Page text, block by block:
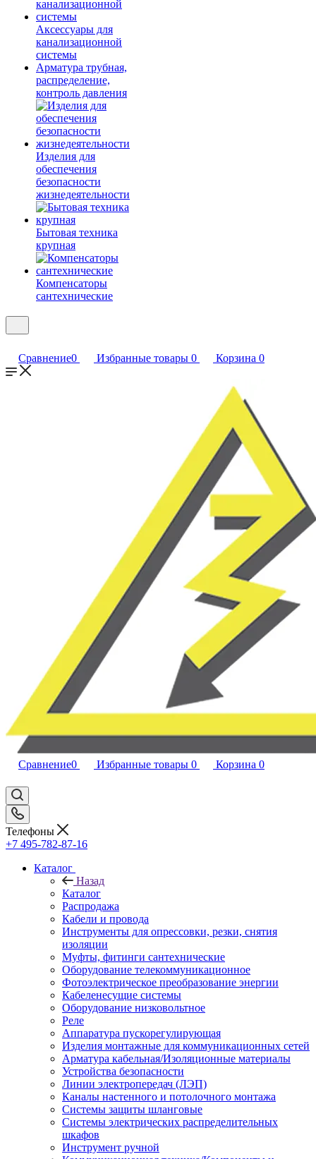
Аксессуары для
канализационной
системы
Арматура трубная,
распределение,
контроль давления
Изделия для
обеспечения
безопасности
жизнедеятельности
Бытовая техника
крупная
Компенсаторы
сантехнические
Сравнение0 Избранные товары 0 Корзина 0
Сравнение0 Избранные товары 0 Корзина 0
Телефоны
+7 495-782-87-16
Каталог
Назад
Каталог
Распродажа
Кабели и провода
Инструменты для опрессовки, резки, снятия
изоляции
Муфты, фитинги сантехнические
Оборудование телекоммуникационное
Фотоэлектрическое преобразование энергии
Кабеленесущие системы
Оборудование низковольтное
Реле
Аппаратура пускорегулирующая
Изделия монтажные для коммуникационных сетей
Арматура кабельная/Изоляционные материалы
Устройства безопасности
Линии электропередач (ЛЭП)
Каналы настенного и потолочного монтажа
Системы защиты шланговые
Системы электрических распределительных
шкафов
Инструмент ручной